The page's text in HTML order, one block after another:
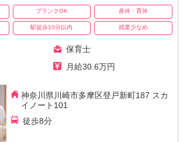
ブランクOK 産休・育休
駅徒歩10分以内 残業少なめ
保育士
月給30.6万円
神奈川県川崎市多摩区登戸新町187 スカ
イノート101
徒歩8分